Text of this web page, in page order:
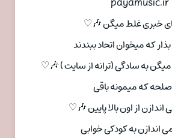
خبری غلط میگن 🎶♡
بذار که میخوان اتحاد ببندند
به سادگی (ترانه از سایت ) 🎶♡
که میمونه باقی
از اون بالا پایین 🎶♡
اندازن به کودکی خوابی